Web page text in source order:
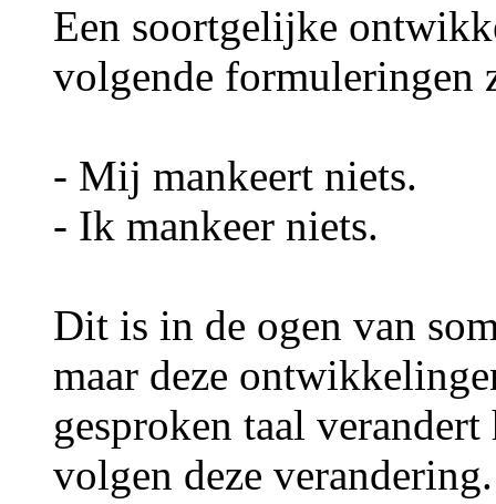
Een soortgelijke
volgende formuleringen
- Mij mankeert niets.
- Ik mankeer niets.
Dit is in de ogen van
maar deze
gesproken taal
volgen deze verandering.